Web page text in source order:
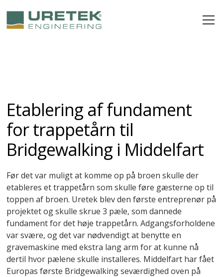
Etablering af fundament
for trappetårn til
Bridgewalking i Middelfart
Før det var muligt at komme op på broen skulle der
etableres et trappetårn som skulle føre gæsterne op til
toppen af broen. Uretek blev den første entreprenør på
projektet og skulle skrue 3 pæle, som dannede
fundament for det høje trappetårn. Adgangsforholdene
var svære, og det var nødvendigt at benytte en
gravemaskine med ekstra lang arm for at kunne nå
dertil hvor pælene skulle installeres. Middelfart har fået
Europas første Bridgewalking seværdighed oven på